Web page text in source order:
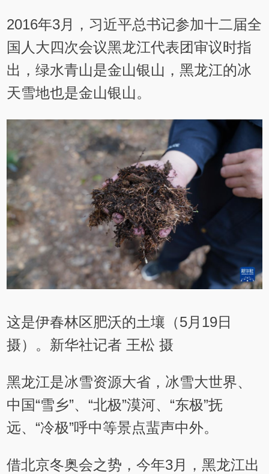
2016年3月，习近平总书记参加十二届全
国人大四次会议黑龙江代表团审议时指
出，绿水青山是金山银山，黑龙江的冰
天雪地也是金山银山。
这是伊春林区肥沃的土壤（5月19日
摄）。新华社记者 王松 摄
黑龙江是冰雪资源大省，冰雪大世界、
中国“雪乡”、“北极”漠河、“东极”抚
远、“冷极”呼中等景点蜚声中外。
借北京冬奥会之势，今年3月，黑龙江出